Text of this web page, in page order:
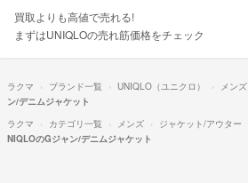
買取よりも高値で売れる!
まずはUNIQLOの売れ筋価格をチェック
ラクマ ブランド一覧 UNIQLO（ユニクロ） メンズ
ン/デニムジャケット
ラクマ
カテゴリ一覧 メンズ ジャケット/アウター
NIQLOのGジャン/デニムジャケット